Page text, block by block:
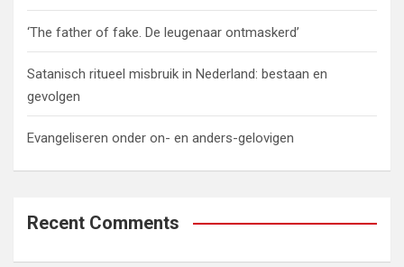
‘The father of fake. De leugenaar ontmaskerd’
Satanisch ritueel misbruik in Nederland: bestaan en
gevolgen
Evangeliseren onder on- en anders-gelovigen
Recent Comments